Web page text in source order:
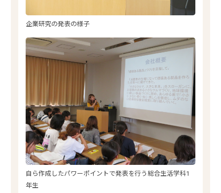
企業研究の発表の様子
自ら作成したパワーポイントで発表を行う総合生活学科1
年生